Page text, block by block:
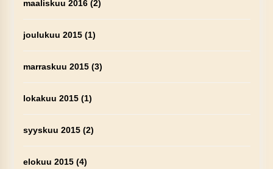
maaliskuu 2016(2)
joulukuu 2015(1)
marraskuu 2015(3)
lokakuu 2015(1)
syyskuu 2015(2)
elokuu 2015(4)